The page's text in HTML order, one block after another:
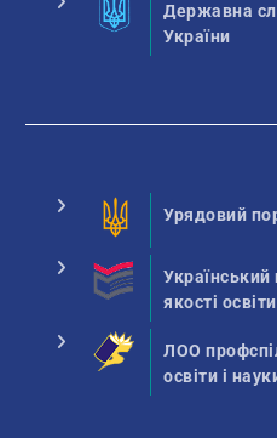
Державна
України
Урядовий
якості освіти
ЛОО
освіти і